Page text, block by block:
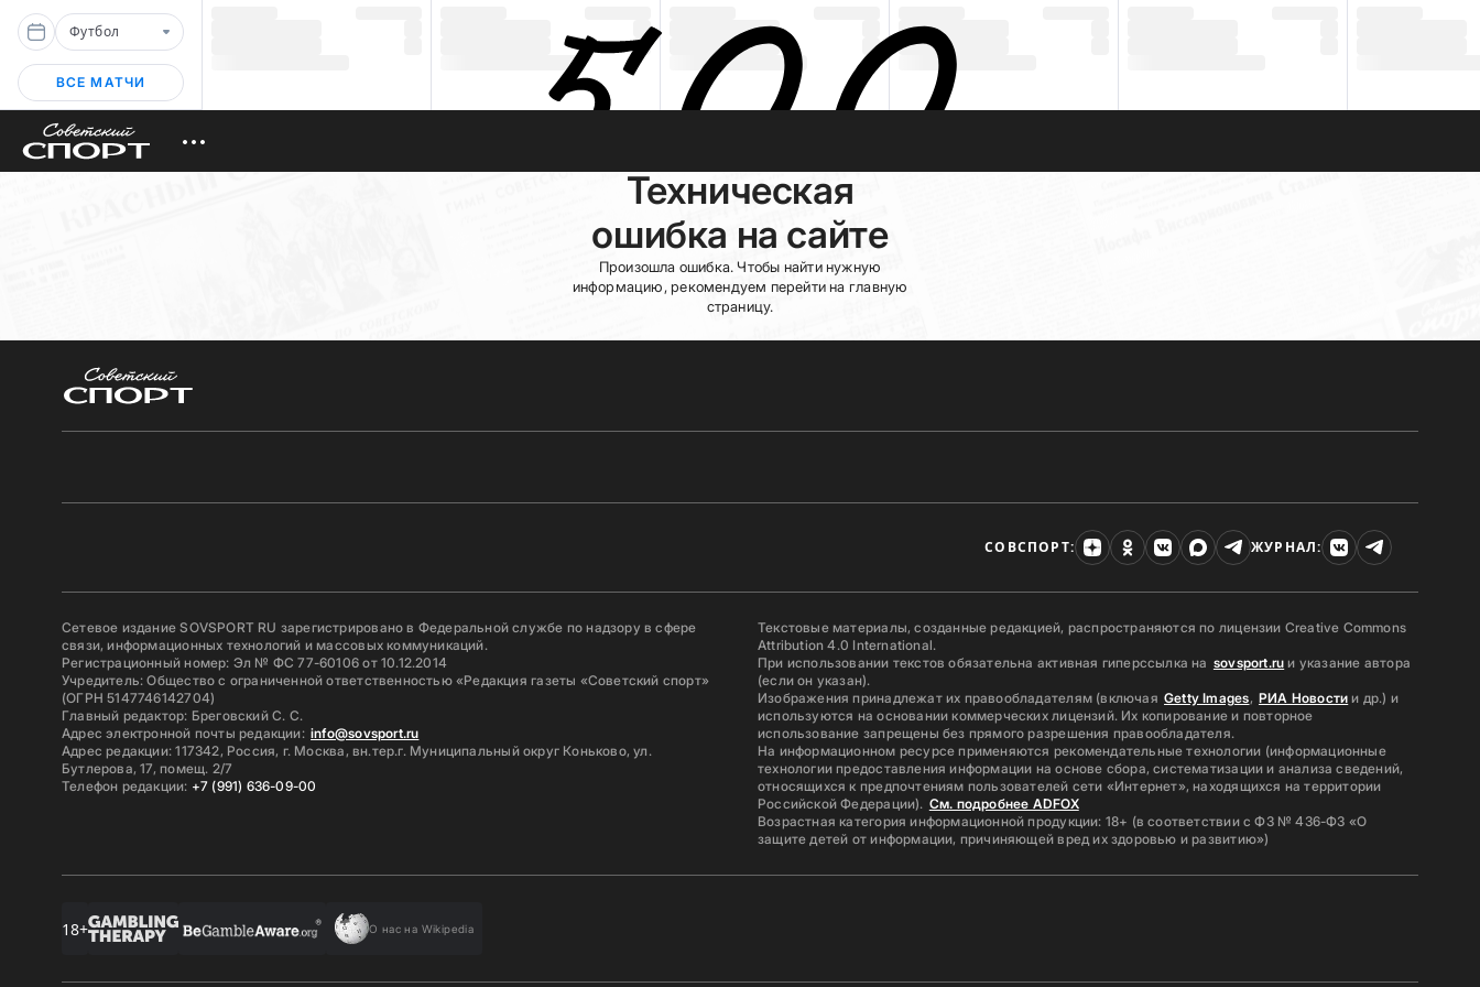
Футбол
ВСЕ МАТЧИ
Техническая
ошибка на сайте
Произошла ошибка. Чтобы найти нужную
информацию, рекомендуем перейти на главную
страницу.
СОВСПОРТ: ЖУРНАЛ:
Сетевое издание SOVSPORT RU зарегистрировано в Федеральной службе по надзору в сфере
связи, информационных технологий и массовых коммуникаций.
Регистрационный номер: Эл № ФС 77-60106 от 10.12.2014
Учредитель: Общество с ограниченной ответственностью «Редакция газеты «Советский спорт»
(ОГРН 5147746142704)
Главный редактор: Бреговский С. С.
Адрес электронной почты редакции: info@sovsport.ru
Адрес редакции: 117342, Россия, г. Москва, вн.тер.г. Муниципальный округ Коньково, ул.
Бутлерова, 17, помещ. 2/7
Телефон редакции: +7 (991) 636-09-00
Текстовые материалы, созданные редакцией, распространяются по лицензии Creative Commons
Attribution 4.0 International.
При использовании текстов обязательна активная гиперссылка на sovsport.ru и указание автора
(если он указан).
Изображения принадлежат их правообладателям (включая Getty Images, РИА Новости и др.) и
используются на основании коммерческих лицензий. Их копирование и повторное
использование запрещены без прямого разрешения правообладателя.
На информационном ресурсе применяются рекомендательные технологии (информационные
технологии предоставления информации на основе сбора, систематизации и анализа сведений,
относящихся к предпочтениям пользователей сети «Интернет», находящихся на территории
Российской Федерации). См. подробнее ADFOX
Возрастная категория информационной продукции: 18+ (в соответствии с ФЗ № 436-ФЗ «О
защите детей от информации, причиняющей вред их здоровью и развитию»)
18+ О нас на Wikipedia